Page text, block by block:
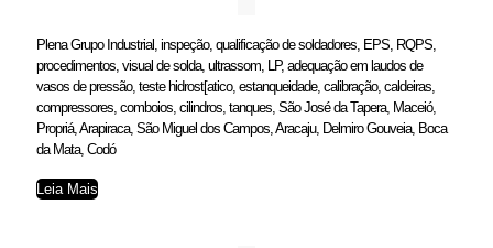
Plena Grupo Industrial, inspeção, qualificação de soldadores, EPS, RQPS,
procedimentos, visual de solda, ultrassom, LP, adequação em laudos de
vasos de pressão, teste hidrost[atico, estanqueidade, calibração, caldeiras,
compressores, comboios, cilindros, tanques, São José da Tapera, Maceió,
Propriá, Arapiraca, São Miguel dos Campos, Aracaju, Delmiro Gouveia, Boca
da Mata, Codó
Leia Mais